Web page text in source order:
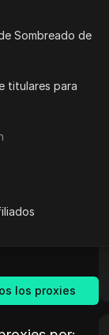
Sombreado de
titulares para
los proxies